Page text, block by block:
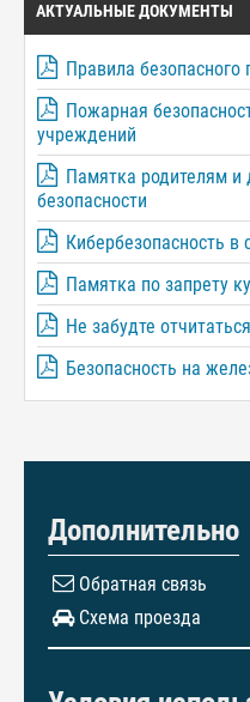
АКТУАЛЬНЫЕ ДОКУМЕНТЫ
Правила безопасного
Пожарная
учреждений
Памятка родителям и
безопасности
Кибербезопасность в
Памятка по запрету
Не забудте
Безопасность на
Дополнительно
Обратная связь
Схема проезда